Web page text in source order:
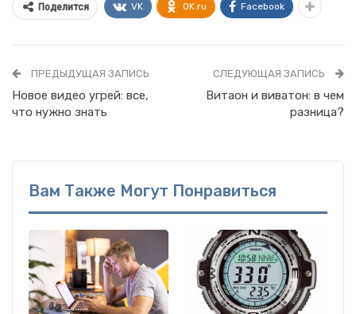
Поделится VK OK.ru Facebook
ПРЕДЫДУЩАЯ ЗАПИСЬ
Новое видео угрей: все,
что нужно знать
СЛЕДУЮЩАЯ ЗАПИСЬ
Витаон и виватон: в чем
разница?
Вам Также Могут Понравиться